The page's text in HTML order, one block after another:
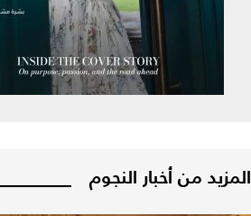
المزيد من أخبار النجوم